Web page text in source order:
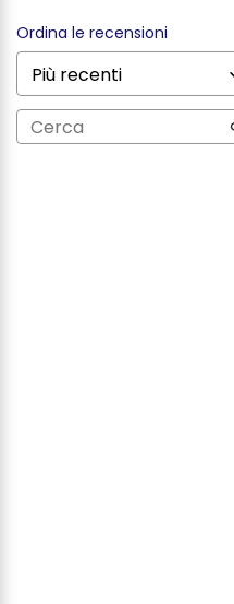
Ordina le recensioni